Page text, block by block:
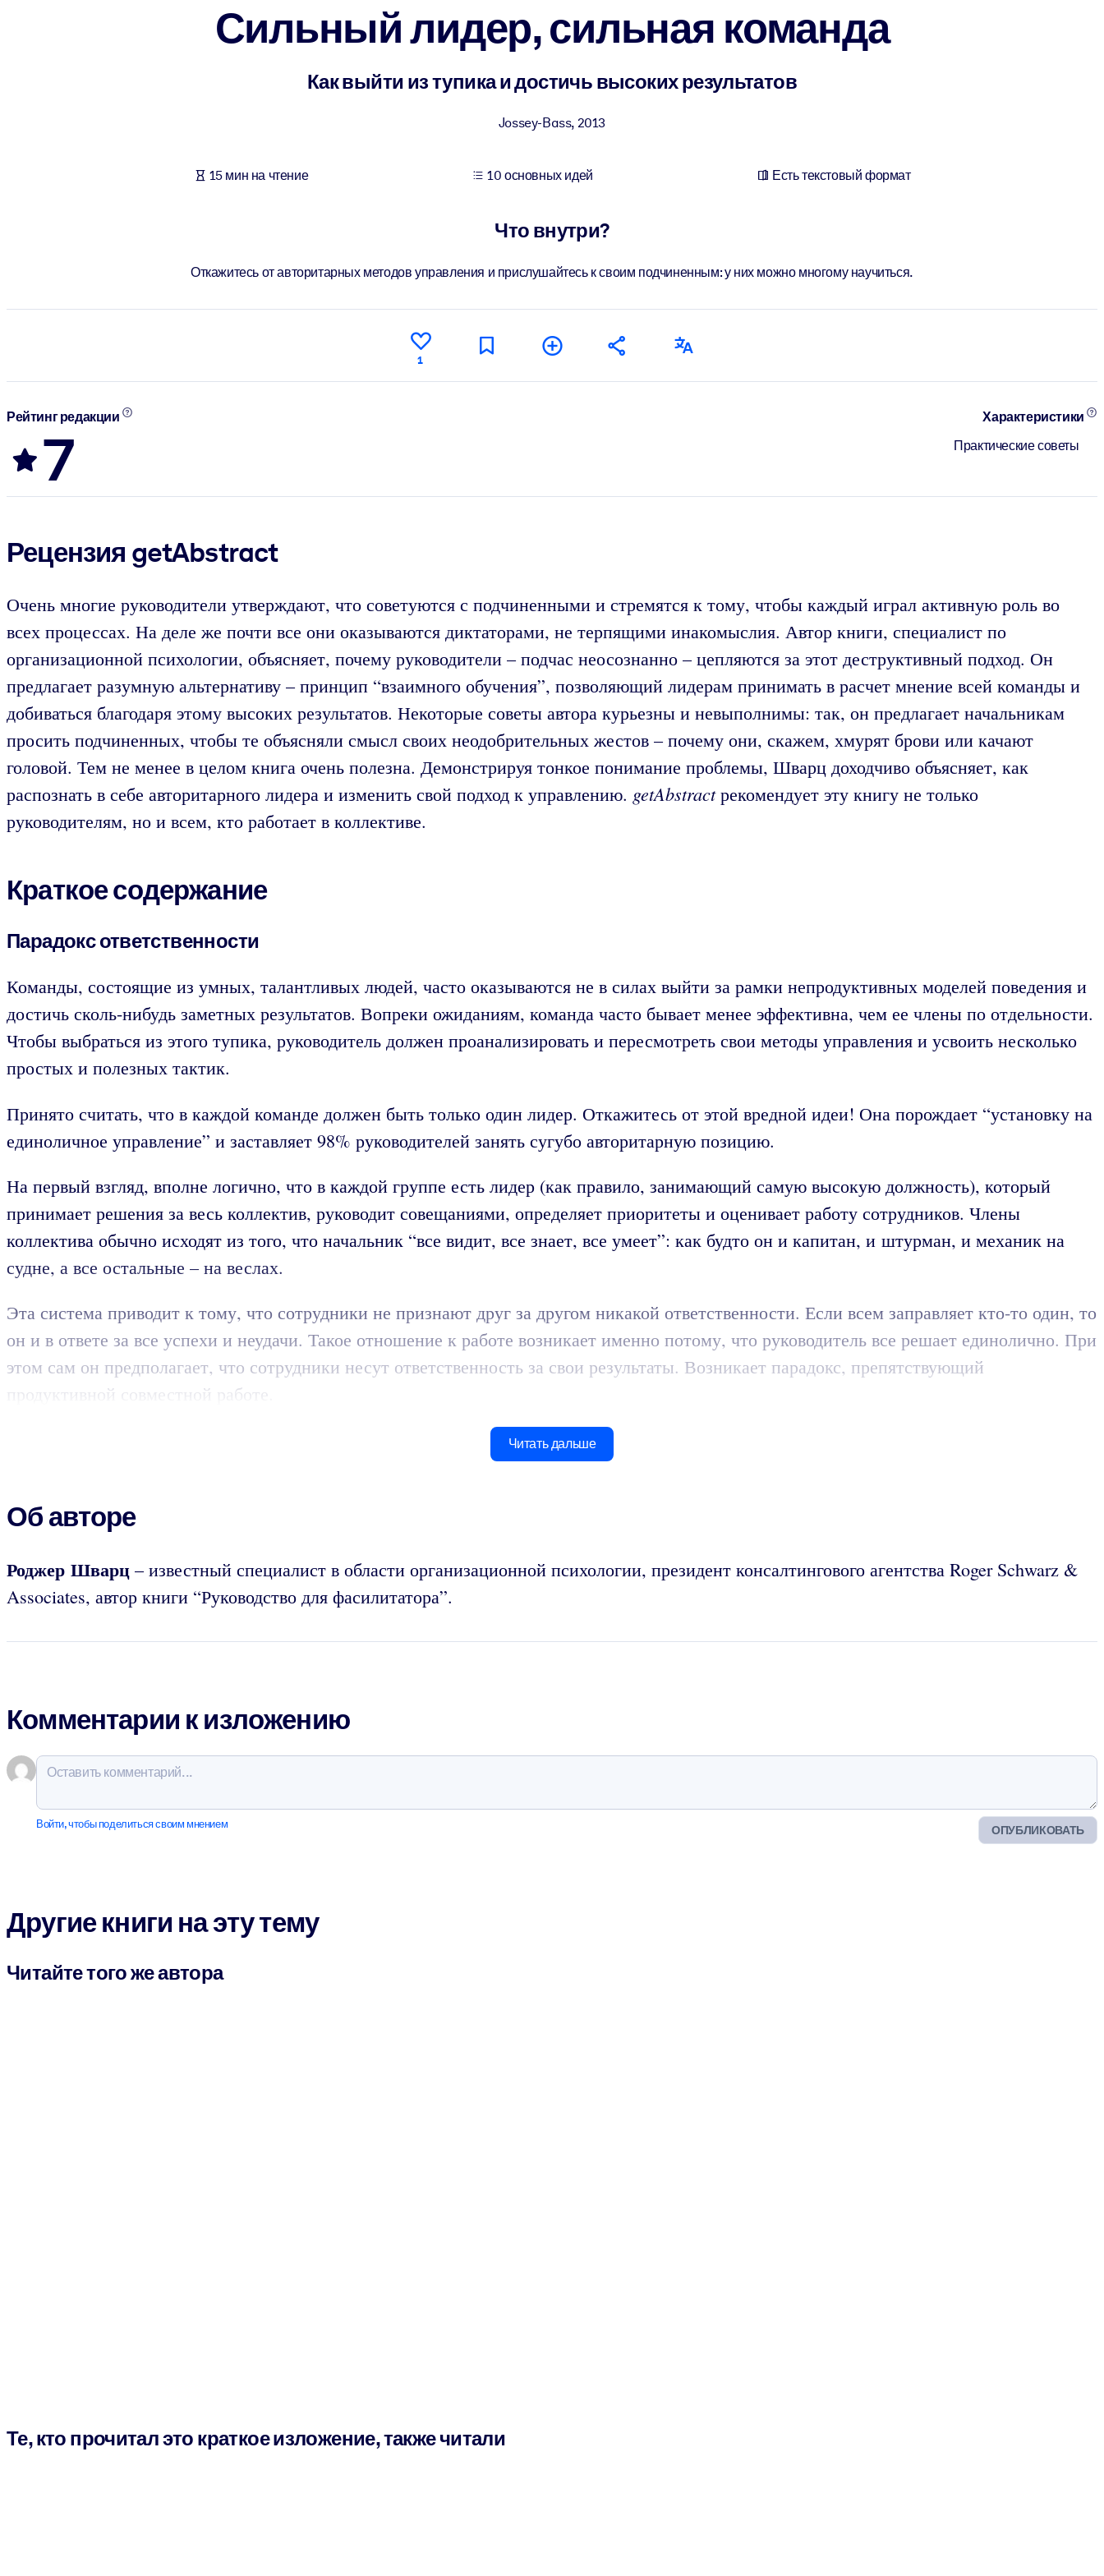
Обогатите корпоративную библиотеку надежными и готовыми к использованию бизнес-знаниями.
Используйте надежные структурированные знания для улучшения результатов ваших ИИ-систем.
Сильный лидер, сильная команда
Как выйти из тупика и достичь высоких результатов
Jossey-Bass, 2013
15 мин на чтение 10 основных идей Есть текстовый формат
Что внутри?
Откажитесь от авторитарных методов управления и прислушайтесь к своим подчиненным: у них можно многому научиться.
1
Рейтинг редакции
7
Характеристики
Практические советы
Рецензия getAbstract
Очень многие руководители утверждают, что советуются с подчиненными и стремятся к тому, чтобы каждый играл активную роль во
всех процессах. На деле же почти все они оказываются диктаторами, не терпящими инакомыслия. Автор книги, специалист по
организационной психологии, объясняет, почему руководители – подчас неосознанно – цепляются за этот деструктивный подход. Он
предлагает разумную альтернативу – принцип “взаимного обучения”, позволяющий лидерам принимать в расчет мнение всей команды и
добиваться благодаря этому высоких результатов. Некоторые советы автора курьезны и невыполнимы: так, он предлагает начальникам
просить подчиненных, чтобы те объясняли смысл своих неодобрительных жестов – почему они, скажем, хмурят брови или качают
головой. Тем не менее в целом книга очень полезна. Демонстрируя тонкое понимание проблемы, Шварц доходчиво объясняет, как
распознать в себе авторитарного лидера и изменить свой подход к управлению. getAbstractрекомендует эту книгу не только
руководителям, но и всем, кто работает в коллективе.
Краткое содержание
Парадокс ответственности
Команды, состоящие из умных, талантливых людей, часто оказываются не в силах выйти за рамки непродуктивных моделей поведения и
достичь сколь-нибудь заметных результатов. Вопреки ожиданиям, команда часто бывает менее эффективна, чем ее члены по отдельности.
Чтобы выбраться из этого тупика, руководитель должен проанализировать и пересмотреть свои методы управления и усвоить несколько
простых и полезных тактик.
Принято считать, что в каждой команде должен быть только один лидер. Откажитесь от этой вредной идеи! Она порождает “установку на
единоличное управление” и заставляет 98% руководителей занять сугубо авторитарную позицию.
На первый взгляд, вполне логично, что в каждой группе есть лидер (как правило, занимающий самую высокую должность), который
принимает решения за весь коллектив, руководит совещаниями, определяет приоритеты и оценивает работу сотрудников. Члены
коллектива обычно исходят из того, что начальник “все видит, все знает, все умеет”: как будто он и капитан, и штурман, и механик на
судне, а все остальные – на веслах.
Эта система приводит к тому, что сотрудники не признают друг за другом никакой ответственности. Если всем заправляет кто-то один, то
он и в ответе за все успехи и неудачи. Такое отношение к работе возникает именно потому, что руководитель все решает единолично. При
этом сам он предполагает, что сотрудники несут ответственность за свои результаты. Возникает парадокс, препятствующий
продуктивной совместной работе.
Читать дальше
Об авторе
Роджер Шварц – известный специалист в области организационной психологии, президент консалтингового агентства Roger Schwarz &
Associates, автор книги “Руководство для фасилитатора”.
Комментарии к изложению
ОПУБЛИКОВАТЬ
Войти, чтобы поделиться своим мнением
Другие книги на эту тему
Читайте того же автора
Те, кто прочитал это краткое изложение, также читали